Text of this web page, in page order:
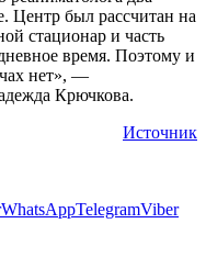
Центр был рассчитан на
стационар и часть
время. Поэтому и
нет», —
Крючкова.
Источник
WhatsAppTelegramViber